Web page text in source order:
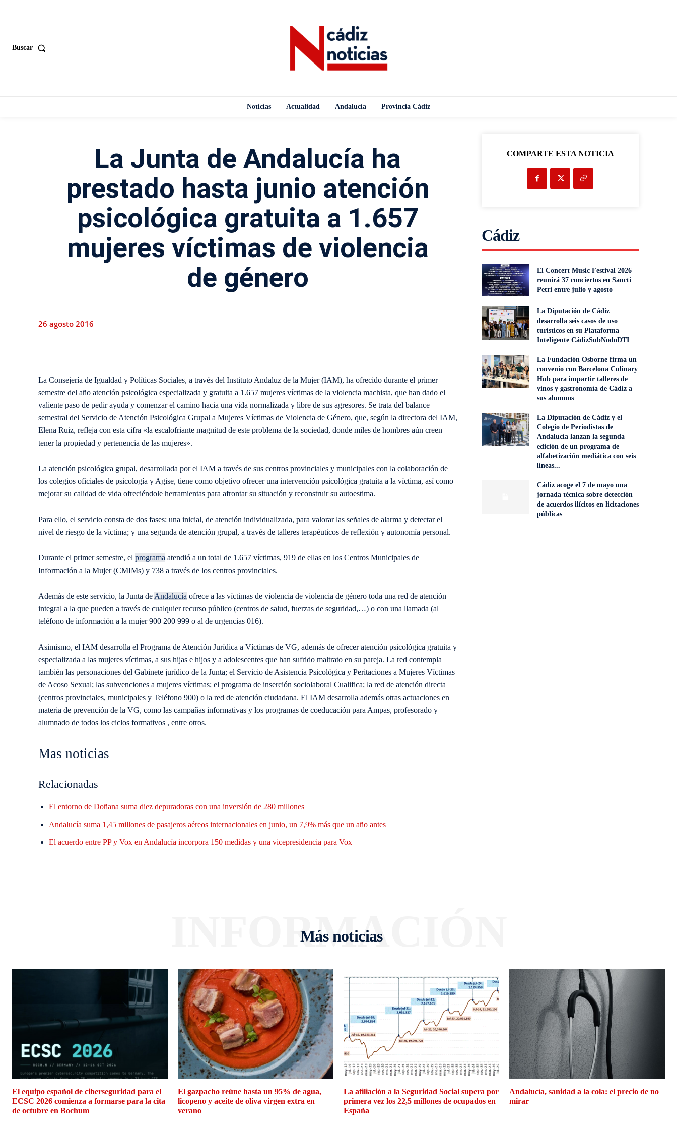
Buscar
Noticias Actualidad Andalucía Provincia Cádiz
La Junta de Andalucía ha
prestado hasta junio atención
psicológica gratuita a 1.657
mujeres víctimas de violencia
de género
26 agosto 2016
La Consejería de Igualdad y Políticas Sociales, a través del Instituto Andaluz de la Mujer (IAM), ha ofrecido durante el primer
semestre del año atención psicológica especializada y gratuita a 1.657 mujeres víctimas de la violencia machista, que han dado el
valiente paso de pedir ayuda y comenzar el camino hacia una vida normalizada y libre de sus agresores. Se trata del balance
semestral del Servicio de Atención Psicológica Grupal a Mujeres Víctimas de Violencia de Género, que, según la directora del IAM,
Elena Ruiz, refleja con esta cifra «la escalofriante magnitud de este problema de la sociedad, donde miles de hombres aún creen
tener la propiedad y pertenencia de las mujeres».
La atención psicológica grupal, desarrollada por el IAM a través de sus centros provinciales y municipales con la colaboración de
los colegios oficiales de psicología y Agise, tiene como objetivo ofrecer una intervención psicológica gratuita a la víctima, así como
mejorar su calidad de vida ofreciéndole herramientas para afrontar su situación y reconstruir su autoestima.
Para ello, el servicio consta de dos fases: una inicial, de atención individualizada, para valorar las señales de alarma y detectar el
nivel de riesgo de la víctima; y una segunda de atención grupal, a través de talleres terapéuticos de reflexión y autonomía personal.
Durante el primer semestre, el programa atendió a un total de 1.657 víctimas, 919 de ellas en los Centros Municipales de
Información a la Mujer (CMIMs) y 738 a través de los centros provinciales.
Además de este servicio, la Junta de Andalucía ofrece a las víctimas de violencia de violencia de género toda una red de atención
integral a la que pueden a través de cualquier recurso público (centros de salud, fuerzas de seguridad,…) o con una llamada (al
teléfono de información a la mujer 900 200 999 o al de urgencias 016).
Asimismo, el IAM desarrolla el Programa de Atención Jurídica a Víctimas de VG, además de ofrecer atención psicológica gratuita y
especializada a las mujeres víctimas, a sus hijas e hijos y a adolescentes que han sufrido maltrato en su pareja. La red contempla
también las personaciones del Gabinete jurídico de la Junta; el Servicio de Asistencia Psicológica y Peritaciones a Mujeres Víctimas
de Acoso Sexual; las subvenciones a mujeres víctimas; el programa de inserción sociolaboral Cualifica; la red de atención directa
(centros provinciales, municipales y Teléfono 900) o la red de atención ciudadana. El IAM desarrolla además otras actuaciones en
materia de prevención de la VG, como las campañas informativas y los programas de coeducación para Ampas, profesorado y
alumnado de todos los ciclos formativos , entre otros.
Mas noticias
Relacionadas
El entorno de Doñana suma diez depuradoras con una inversión de 280 millones
Andalucía suma 1,45 millones de pasajeros aéreos internacionales en junio, un 7,9% más que un año antes
El acuerdo entre PP y Vox en Andalucía incorpora 150 medidas y una vicepresidencia para Vox
COMPARTE ESTA NOTICIA
Cádiz
El Concert Music Festival 2026
reunirá 37 conciertos en Sancti
Petri entre julio y agosto
La Diputación de Cádiz
desarrolla seis casos de uso
turísticos en su Plataforma
Inteligente CádizSubNodoDTI
La Fundación Osborne firma un
convenio con Barcelona Culinary
Hub para impartir talleres de
vinos y gastronomía de Cádiz a
sus alumnos
La Diputación de Cádiz y el
Colegio de Periodistas de
Andalucía lanzan la segunda
edición de un programa de
alfabetización mediática con seis
líneas...
Cádiz acoge el 7 de mayo una
jornada técnica sobre detección
de acuerdos ilícitos en licitaciones
públicas
Más noticias
INFORMACIÓN
El equipo español de ciberseguridad para el
ECSC 2026 comienza a formarse para la cita
de octubre en Bochum
El gazpacho reúne hasta un 95% de agua,
licopeno y aceite de oliva virgen extra en
verano
La afiliación a la Seguridad Social supera por
primera vez los 22,5 millones de ocupados en
España
Andalucía, sanidad a la cola: el precio de no
mirar